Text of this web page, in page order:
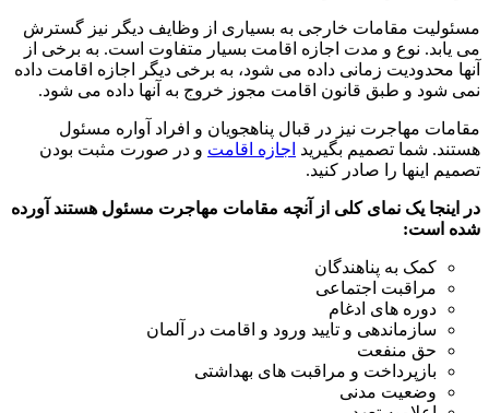
مسئولیت مقامات خارجی به بسیاری از وظایف دیگر نیز گسترش
می یابد. نوع و مدت اجازه اقامت بسیار متفاوت است. به برخی از
آنها محدودیت زمانی داده می شود، به برخی دیگر اجازه اقامت داده
نمی شود و طبق قانون اقامت مجوز خروج به آنها داده می شود.
مقامات مهاجرت نیز در قبال پناهجویان و افراد آواره مسئول
هستند. شما تصمیم بگیرید اجازه اقامت و در صورت مثبت بودن
تصمیم اینها را صادر کنید.
در اینجا یک نمای کلی از آنچه مقامات مهاجرت مسئول هستند آورده
شده است:
کمک به پناهندگان
مراقبت اجتماعی
دوره های ادغام
سازماندهی و تایید ورود و اقامت در آلمان
حق منفعت
بازپرداخت و مراقبت های بهداشتی
وضعیت مدنی